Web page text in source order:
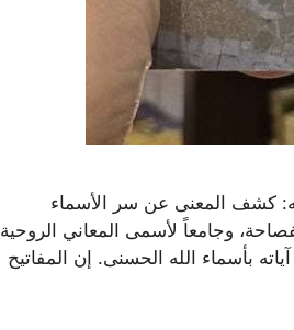
كشف المعنى عن سر الأسماء
وجامعاً لأسمى المعاني الروحية
بأسماء الله الحسنى. إن المفاتيح